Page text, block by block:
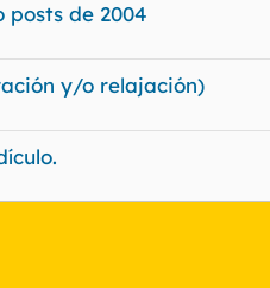
posts de 2004
y/o relajación)